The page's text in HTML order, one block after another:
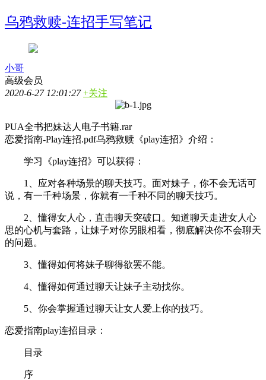
乌鸦救赎-连招手写笔记
小哥
高级会员
2020-6-27 12:01:27 +关注
PUA全书把妹达人电子书籍.rar
恋爱指南-Play连招.pdf乌鸦救赎《play连招》介绍：
学习《play连招》可以获得：
1、应对各种场景的聊天技巧。面对妹子，你不会无话可
说，有一千种场景，你就有一千种不同的聊天技巧。
2、懂得女人心，直击聊天突破口。知道聊天走进女人心
思的心机与套路，让妹子对你另眼相看，彻底解决你不会聊天
的问题。
3、懂得如何将妹子聊得欲罢不能。
4、懂得如何通过聊天让妹子主动找你。
5、你会掌握通过聊天让女人爱上你的技巧。
恋爱指南play连招目录：
目录
序